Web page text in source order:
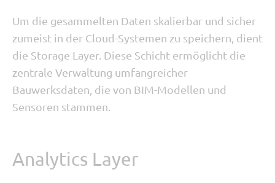
Um die gesammelten Daten skalierbar und sicher
zumeist in der Cloud-Systemen zu speichern, dient
die Storage Layer. Diese Schicht ermöglicht die
zentrale Verwaltung umfangreicher
Bauwerksdaten, die von BIM-Modellen und
Sensoren stammen.
Analytics Layer